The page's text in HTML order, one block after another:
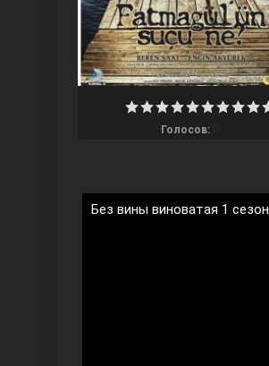
Ты назови
Голосов:
Без вины виноватая 1